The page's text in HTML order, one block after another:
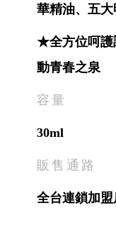
華精油、五
★全方位呵護
動青春之泉
容量
30ml
販售通路
全台連鎖加盟